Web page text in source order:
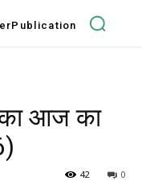
Publication
आज का
0
42